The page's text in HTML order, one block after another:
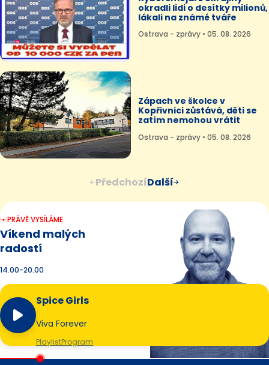
okradli lidi o desítky milionů,
lákali na známé tváře
Ostrava - zprávy • 05. 08. 2026
Zápach ve školce v
Kopřivnici zůstává, děti se
zatím nemohou vrátit
Ostrava - zprávy • 05. 08. 2026
PředchozíDalší
PRÁVĚ VYSÍLÁME
Víkend malých
radostí
14.00-20.00
Spice Girls
Viva Forever
PlaylistProgram